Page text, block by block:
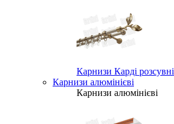
Карнизи Карді розсувні
Карнизи алюмінієві
Карнизи алюмінієві